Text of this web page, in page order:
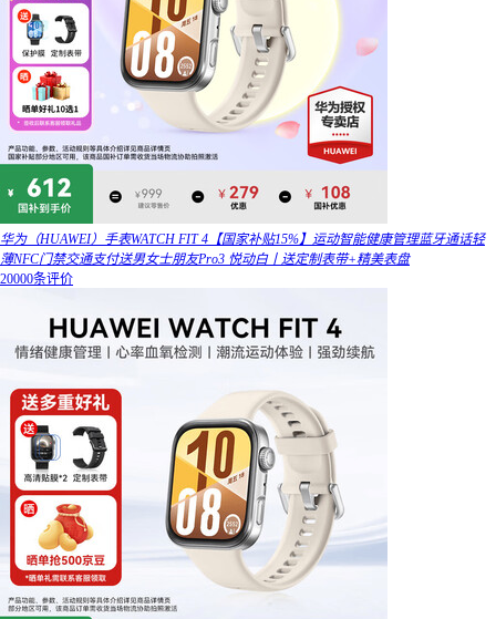
华为（HUAWEI）手表WATCH FIT 4【国家补贴15%】运动智能健康管理蓝牙通话轻
薄NFC门禁交通支付送男女士朋友Pro3 悦动白丨送定制表带+精美表盘
20000条评价